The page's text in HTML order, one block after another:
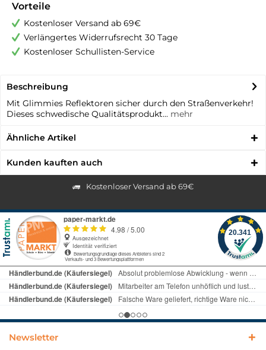
Vorteile
Kostenloser Versand ab 69€
Verlängertes Widerrufsrecht 30 Tage
Kostenloser Schullisten-Service
Beschreibung
Mit Glimmies Reflektoren sicher durch den Straßenverkehr!
Dieses schwedische Qualitätsprodukt... mehr
Ähnliche Artikel
Kunden kauften auch
Kostenloser Versand ab 69€
Newsletter